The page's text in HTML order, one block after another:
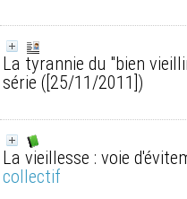
La tyrannie du "bien
série ([25/11/2011])
La vieillesse : voie
collectif